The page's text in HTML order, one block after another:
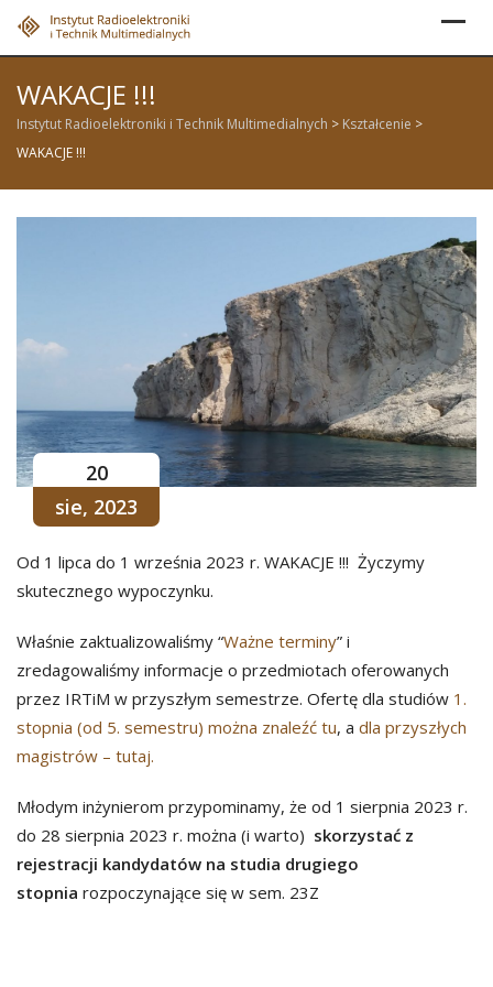
Skip
WAKACJE !!!
Instytut Radioelektroniki i Technik Multimedialnych > Kształcenie >
WAKACJE !!!
20
sie, 2023
Od 1 lipca do 1 września 2023 r. WAKACJE !!! Życzymy
skutecznego wypoczynku.
Właśnie zaktualizowaliśmy “Ważne terminy” i
zredagowaliśmy informacje o przedmiotach oferowanych
przez IRTiM w przyszłym semestrze. Ofertę dla studiów 1.
stopnia (od 5. semestru) można znaleźć tu, a dla przyszłych
magistrów – tutaj.
Młodym inżynierom przypominamy, że od 1 sierpnia 2023 r.
do 28 sierpnia 2023 r. można (i warto) skorzystać z
rejestracji kandydatów na studia drugiego
stopnia rozpoczynające się w sem. 23Z